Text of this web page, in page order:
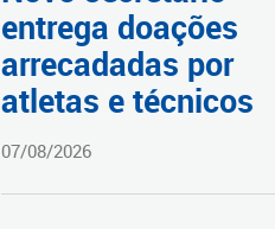
entrega doações
arrecadadas por
atletas e técnicos
07/08/2026